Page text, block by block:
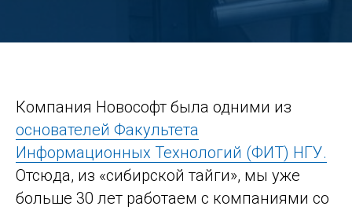
Компания Новософт была одними из
основателей Факультета
Информационных Технологий (ФИТ) НГУ.
Отсюда, из «сибирской тайги», мы уже
больше 30 лет работаем с компаниями со